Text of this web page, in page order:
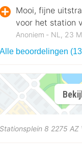
Mooi, fijne
voor het station
Anoniem ‐ NL, 23
Alle beoordelingen
Stationsplein 8 2275 AZ